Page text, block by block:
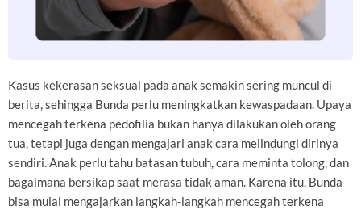
Kasus kekerasan seksual pada anak semakin sering muncul di
berita, sehingga Bunda perlu meningkatkan kewaspadaan. Upaya
mencegah terkena pedofilia bukan hanya dilakukan oleh orang
tua, tetapi juga dengan mengajari anak cara melindungi dirinya
sendiri. Anak perlu tahu batasan tubuh, cara meminta tolong, dan
bagaimana bersikap saat merasa tidak aman. Karena itu, Bunda
bisa mulai mengajarkan langkah-langkah mencegah terkena